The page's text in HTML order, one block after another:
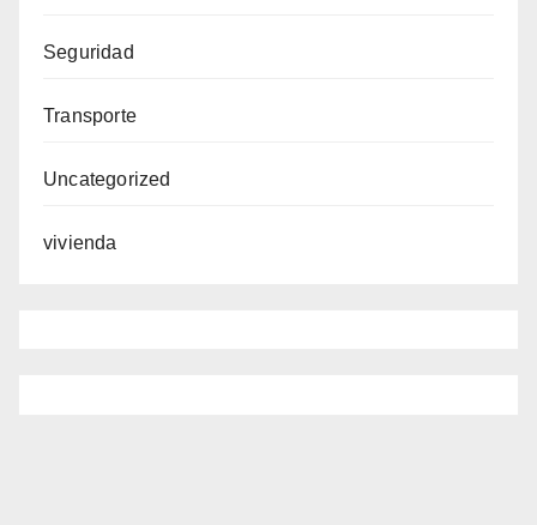
Seguridad
Transporte
Uncategorized
vivienda